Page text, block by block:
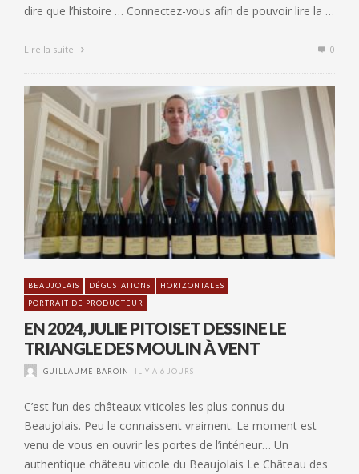
dire que l’histoire … Connectez-vous afin de pouvoir lire la …
Lire la suite 0
BEAUJOLAIS DÉGUSTATIONS
HORIZONTALES
PORTRAIT DE PRODUCTEUR
EN 2024, JULIE PITOISET DESSINE LE
TRIANGLE DES MOULIN À VENT
GUILLAUME BAROIN IL Y A 6 JOURS
C’est l’un des châteaux viticoles les plus connus du
Beaujolais. Peu le connaissent vraiment. Le moment est
venu de vous en ouvrir les portes de l’intérieur… Un
authentique château viticole du Beaujolais Le Château des